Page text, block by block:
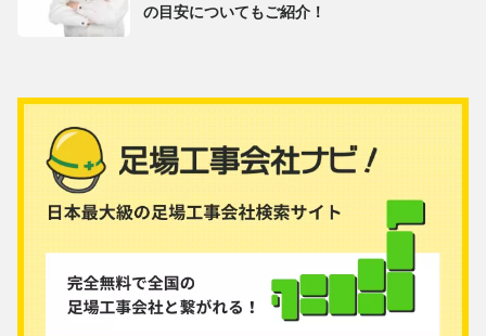
の目安についてもご紹介！